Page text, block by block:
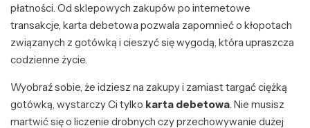
płatności. Od sklepowych zakupów po internetowe
transakcje, karta debetowa pozwala zapomnieć o kłopotach
związanych z gotówką i cieszyć się wygodą, która upraszcza
codzienne życie.
Wyobraź sobie, że idziesz na zakupy i zamiast targać ciężką
gotówką, wystarczy Ci tylko karta debetowa. Nie musisz
martwić się o liczenie drobnych czy przechowywanie dużej